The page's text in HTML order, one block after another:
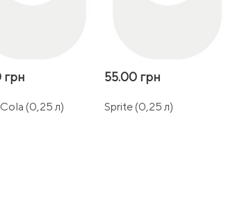
грн
(0,25 л)
55.00 грн
Sprite (0,25 л)